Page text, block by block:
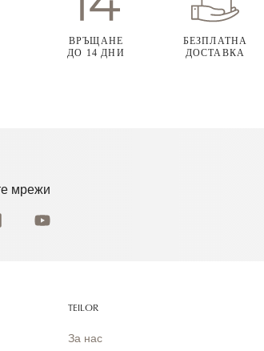
ВРЪЩАНЕ
ДО 14 ДНИ
БЕЗПЛАТНА
ДОСТАВКА
мрежи
TEILOR
За нас